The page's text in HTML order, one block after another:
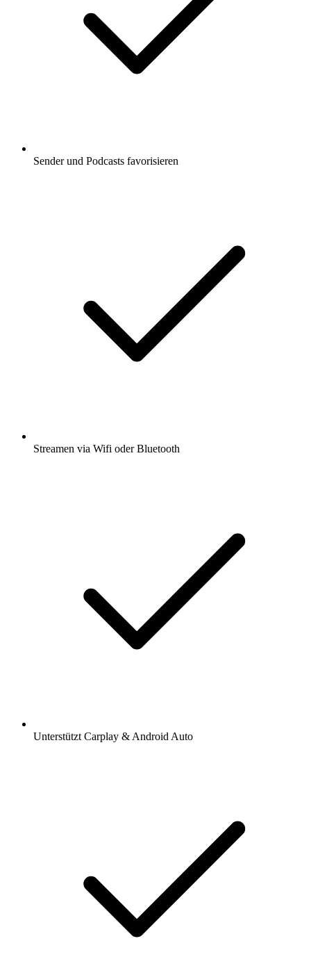
Sender und Podcasts favorisieren
Streamen via Wifi oder Bluetooth
Unterstützt Carplay & Android Auto